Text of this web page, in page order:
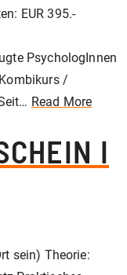
EUR 395.-
PsychologInnen
/
Read More
I
sein) Theorie: